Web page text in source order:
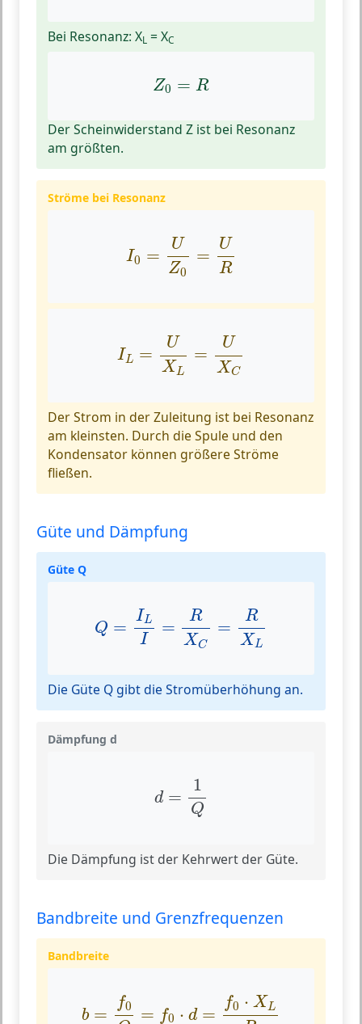
Bei Resonanz: XL = XC
Z0 = R
Z 0=R
Der Scheinwiderstand Z ist bei Resonanz
am größten.
Ströme bei Resonanz
I0 =
U
Z0
=
U
R
UZ0 R
I L =
U
X L
=
U
XC
UXL C
Der Strom in der Zuleitung ist bei Resonanz
am kleinsten. Durch die Spule und den
Kondensator können größere Ströme
fließen.
Güte und Dämpfung
Güte Q
Q =
IL
I
=
R
XC
=
R
XL
=I XC
Die Güte Q gibt die Stromüberhöhung an.
Dämpfung d
d =
1
Q
Q
Die Dämpfung ist der Kehrwert der Güte.
Bandbreite und Grenzfrequenzen
Bandbreite
b =
f0 = f0 ⋅ d =
f0 ⋅ X L
=f X R